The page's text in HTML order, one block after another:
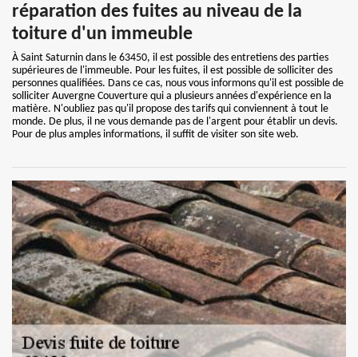
réparation des fuites au niveau de la
toiture d'un immeuble
À Saint Saturnin dans le 63450, il est possible des entretiens des parties
supérieures de l'immeuble. Pour les fuites, il est possible de solliciter des
personnes qualifiées. Dans ce cas, nous vous informons qu'il est possible de
solliciter Auvergne Couverture qui a plusieurs années d'expérience en la
matière. N'oubliez pas qu'il propose des tarifs qui conviennent à tout le
monde. De plus, il ne vous demande pas de l'argent pour établir un devis.
Pour de plus amples informations, il suffit de visiter son site web.